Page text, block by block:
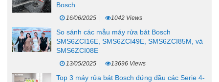
Bosch
16/06/2025 1042 Views
So sánh các mẫu máy rửa bát Bosch
SMS6ZCI16E, SMS6ZCI49E, SMS6ZCI85M, và
SMS6ZCI08E
13/05/2025 13696 Views
Top 3 máy rửa bát Bosch đứng đầu các Serie 4-